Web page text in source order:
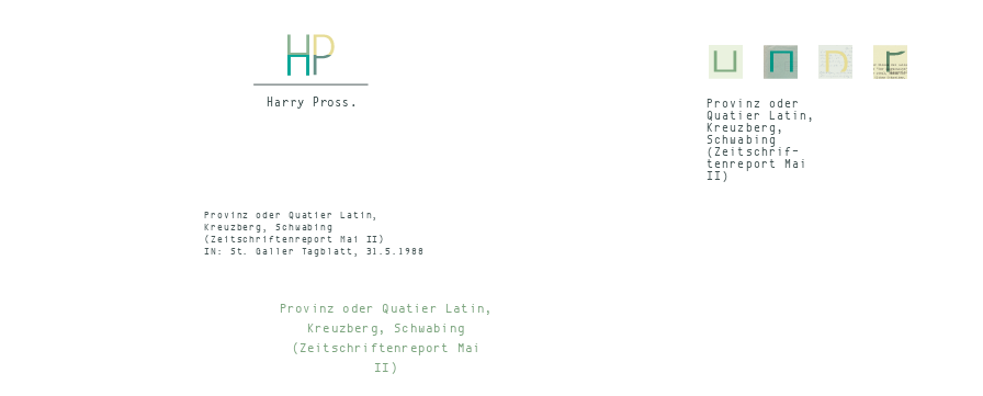
Pro­vinz oder
Qua­tier La­tin,
Kreuz­berg,
Schwa­bing
(Zeit­schrif­
ten­re­port Mai
II)
Provinz oder Quatier Latin,
Kreuzberg, Schwabing
(Zeitschriftenreport Mai II)
IN: St. Galler Tagblatt, 31.5.1988
Provinz oder Quatier Latin,
Kreuzberg, Schwabing
(Zeitschriftenreport Mai
II)